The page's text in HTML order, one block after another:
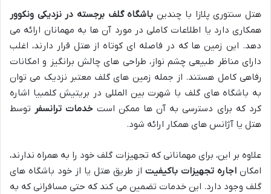
هتل سنتوری پلازا با چندین باشگاه گلف برجسته در نزدیکی ونکوور
همکاری دارد یا اطلاعات کاملی در مورد آن ها به مهمانان ارائه می
دهد. این زمین ها که در فاصله ای کوتاه از هتل قرار دارند، اغلب
دارای مناظر طبیعی چشم نواز، طراحی های چالش برانگیز و امکانات
رفاهی کامل هستند. از جمله زمین های گلف معتبر نزدیک می توان
به باشگاه های گلف با شهرت بین المللی در بریتیش کلمبیا اشاره
کرد که برای دسترسی به آن ها ممکن است خدمات ترانسفر توسط
هتل یا آژانس های همکار ارائه شود.
علاوه بر این، برای مهمانانی که تجهیزات گلف خود را به همراه ندارند،
امکان اجاره تجهیزات باکیفیت از طریق هتل یا از خود باشگاه های
گلف وجود دارد. این خدمات تضمین می کند که حتی مسافرانی که به